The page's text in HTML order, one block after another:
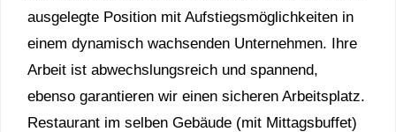
ausgelegte Position mit Aufstiegsmöglichkeiten in
einem dynamisch wachsenden Unternehmen. Ihre
Arbeit ist abwechslungsreich und spannend,
ebenso garantieren wir einen sicheren Arbeitsplatz.
Restaurant im selben Gebäude (mit Mittagsbuffet)